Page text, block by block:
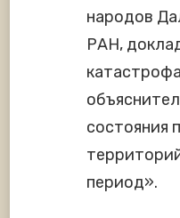
народов
РАН,
состояния
период».